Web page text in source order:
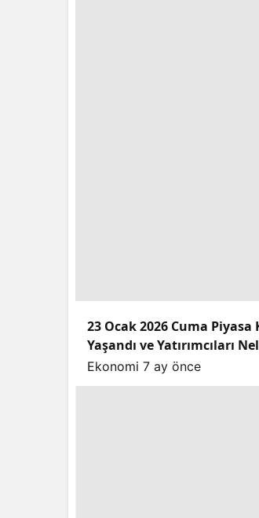
23 Ocak 2026 Cuma
Yaşandı ve Yatırımcıları
Ekonomi 7 ay önce